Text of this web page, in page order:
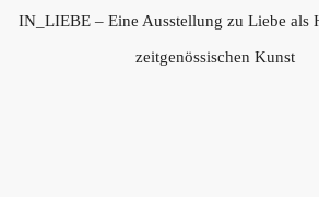
IN_LIEBE – Eine Ausstellung zu Liebe als
zeitgenössischen Kunst